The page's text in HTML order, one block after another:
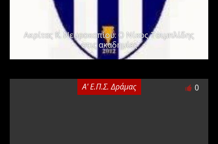
Ακρίτας Κ. Νευροκοπίου: Ο Νίκος Τσιμπλίδης
στις ακαδημίες
Α' Ε.Π.Σ. Δράμας 0